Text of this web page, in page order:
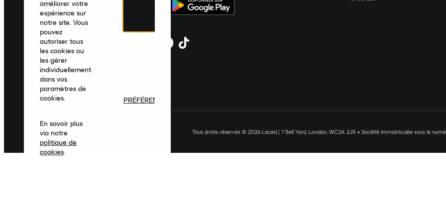
Tous droits réservés © 2026 Laced | 7 Bell Yard, London, WC2A 2JR • Société immatriculée sous le
améliorer votre
expérience sur
notre site. Vous
pouvez
autoriser tous
les cookies ou
les gérer
individuellement
dans vos
paramètres de
cookies.
En savoir plus
via notre
politique de
cookies.
PRÉFÉRENCES